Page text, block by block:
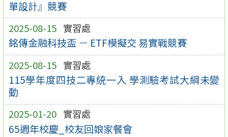
單設計』競賽
2025-08-15 實習處
銘傳金融科技盃 － ETF模擬交 易實戰競賽
2025-08-15 實習處
115學年度四技二專統一入 學測驗考試大綱未變
動
2025-01-20 實習處
65週年校慶_校友回娘家餐會